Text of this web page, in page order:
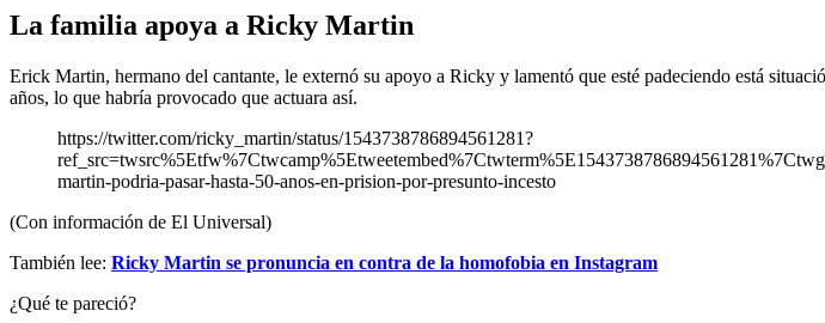
La familia apoya a Ricky Martin
Erick Martin, hermano del cantante, le externó su apoyo a Ricky y lamentó que esté padeciendo está
años, lo que habría provocado que actuara así.
https://twitter.com/ricky_martin/status/1543738786894561281?
martin-podria-pasar-hasta-50-anos-en-prision-por-presunto-incesto
(Con información de El Universal)
También lee: Ricky Martin se pronuncia en contra de la homofobia en Instagram
¿Qué te pareció?